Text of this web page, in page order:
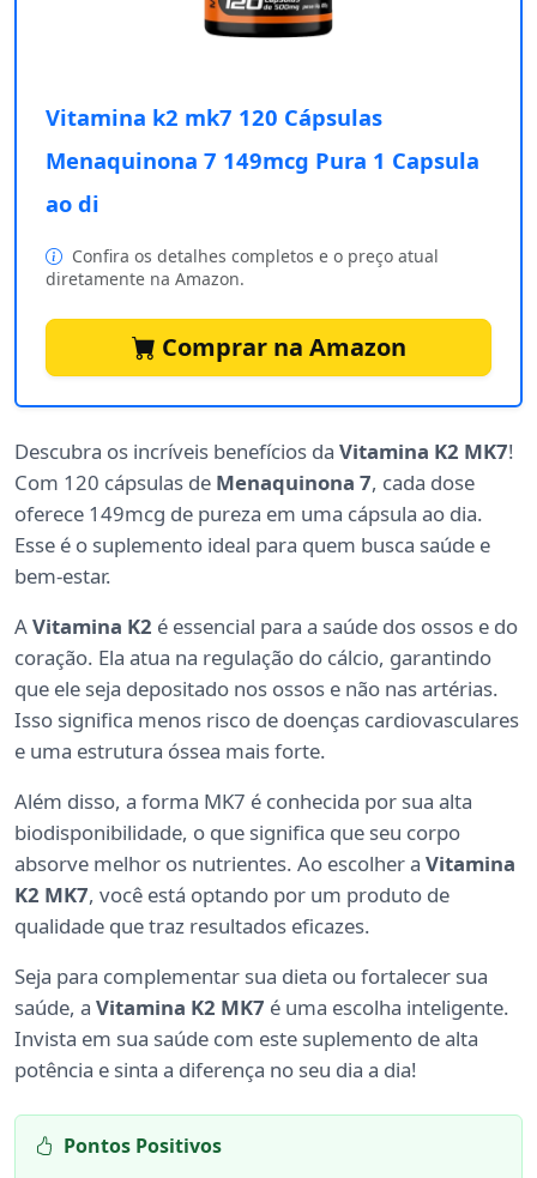
Vitamina k2 mk7 120 Cápsulas
Menaquinona 7 149mcg Pura 1 Capsula
ao di
Confira os detalhes completos e o preço atual
diretamente na Amazon.
Comprar na Amazon
Descubra os incríveis benefícios da Vitamina K2 MK7!
Com 120 cápsulas de Menaquinona 7, cada dose
oferece 149mcg de pureza em uma cápsula ao dia.
Esse é o suplemento ideal para quem busca saúde e
bem-estar.
AVitamina K2 é essencial para a saúde dos ossos e do
coração. Ela atua na regulação do cálcio, garantindo
que ele seja depositado nos ossos e não nas artérias.
Isso significa menos risco de doenças cardiovasculares
e uma estrutura óssea mais forte.
Além disso, a forma MK7 é conhecida por sua alta
biodisponibilidade, o que significa que seu corpo
absorve melhor os nutrientes. Ao escolher a Vitamina
K2 MK7, você está optando por um produto de
qualidade que traz resultados eficazes.
Seja para complementar sua dieta ou fortalecer sua
saúde, a Vitamina K2 MK7 é uma escolha inteligente.
Invista em sua saúde com este suplemento de alta
potência e sinta a diferença no seu dia a dia!
Pontos Positivos